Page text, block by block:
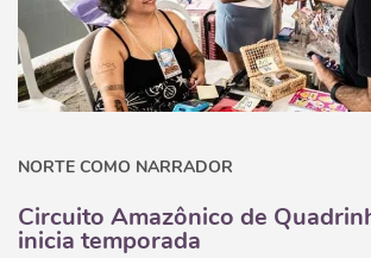
NORTE COMO NARRADOR
Circuito Amazônico de
inicia temporada